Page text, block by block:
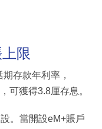
限
存款年利率，
可獲得3.8厘存息。
。當開設eM+賬戶